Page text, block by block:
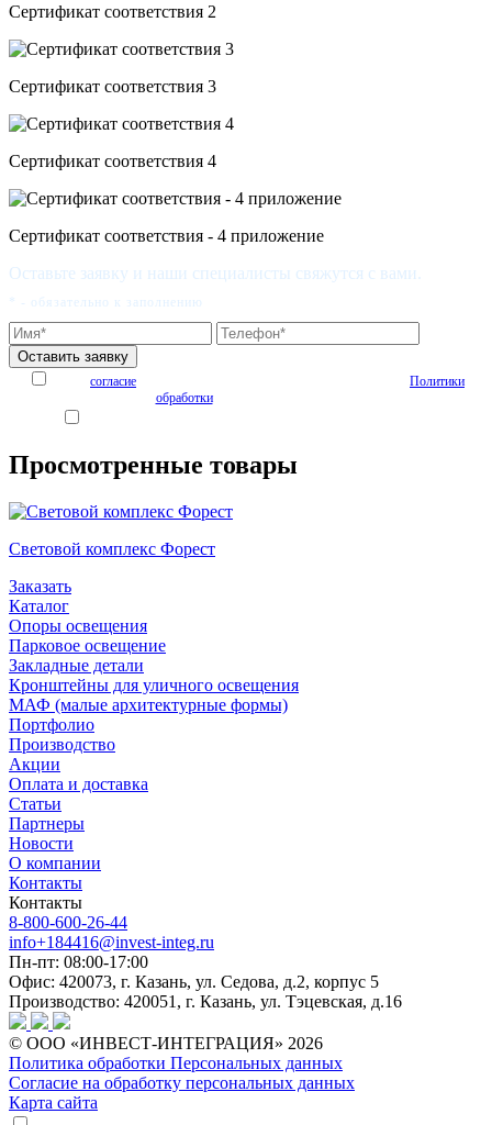
Сертификат соответствия 2
Сертификат соответствия 3
Сертификат соответствия 4
Сертификат соответствия - 4 приложение
Оставьте заявку и наши специалисты свяжутся с вами.
* - обязательно к заполнению
согласие
Политики
обработкиперсональных данных
Просмотренные товары
Световой комплекс Форест
Заказать
Каталог
Опоры освещения
Парковое освещение
Закладные детали
Кронштейны для уличного освещения
МАФ (малые архитектурные формы)
Портфолио
Производство
Акции
Оплата и доставка
Статьи
Партнеры
Новости
О компании
Контакты
Контакты
8-800-600-26-44
info+184416@invest-integ.ru
Пн-пт: 08:00-17:00
Офис: 420073, г. Казань, ул. Седова, д.2, корпус 5
Производство: 420051, г. Казань, ул. Тэцевская, д.16
© ООО «ИНВЕСТ-ИНТЕГРАЦИЯ» 2026
Политика обработки Персональных данных
Согласие на обработку персональных данных
Карта сайта